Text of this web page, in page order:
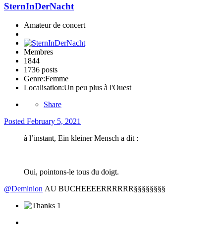
SternInDerNacht
Amateur de concert
Membres
1844
1736 posts
Genre:Femme
Localisation:Un peu plus à l'Ouest
Share
Posted February 5, 2021
à l’instant, Ein kleiner Mensch a dit :
Oui, pointons-le tous du doigt.
@Deminion AU BUCHEEEERRRRRR§§§§§§§§
1